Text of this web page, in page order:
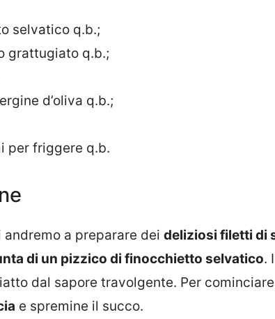
selvatico q.b.;
grattugiato q.b.;
d’oliva q.b.;
per friggere q.b.
andremo a preparare dei deliziosi filetti di
di un pizzico di finocchietto selvatico.
dal sapore travolgente. Per
e spremine il succo.